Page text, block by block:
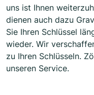
uns ist Ihnen
dienen auch dazu
Sie Ihren Schlüssel
wieder. Wir
zu Ihren Schlüsseln.
unseren Service.